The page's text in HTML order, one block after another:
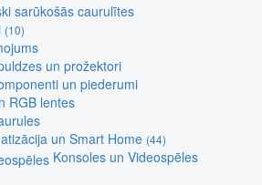
sarūkošās caurulītes
(10)
un prožektori
un piederumi
RGB lentes
un Smart Home (44)
Konsoles un Videospēles